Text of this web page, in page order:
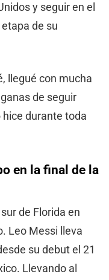
y seguir en el
de su
llegué con mucha
de seguir
durante toda
en la final de la
de Florida en
Leo Messi lleva
su debut el 21
Llevando al